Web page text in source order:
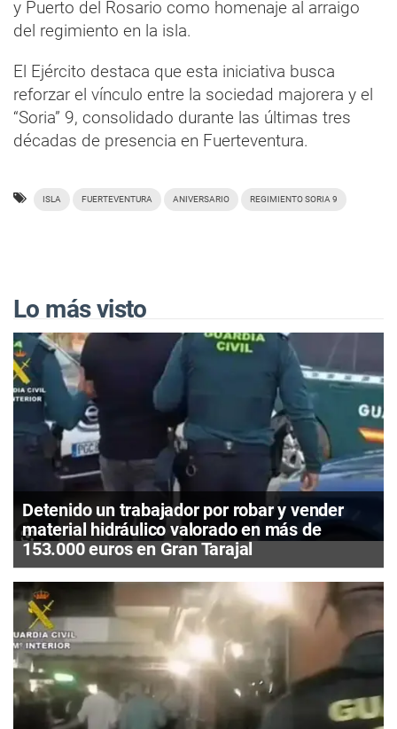
y Puerto del Rosario como homenaje al arraigo
del regimiento en la isla.
El Ejército destaca que esta iniciativa busca
reforzar el vínculo entre la sociedad majorera y el
“Soria” 9, consolidado durante las últimas tres
décadas de presencia en Fuerteventura.
ISLA FUERTEVENTURA ANIVERSARIO REGIMIENTO SORIA 9
Lo más visto
Detenido un trabajador por robar y vender
material hidráulico valorado en más de
153.000 euros en Gran Tarajal